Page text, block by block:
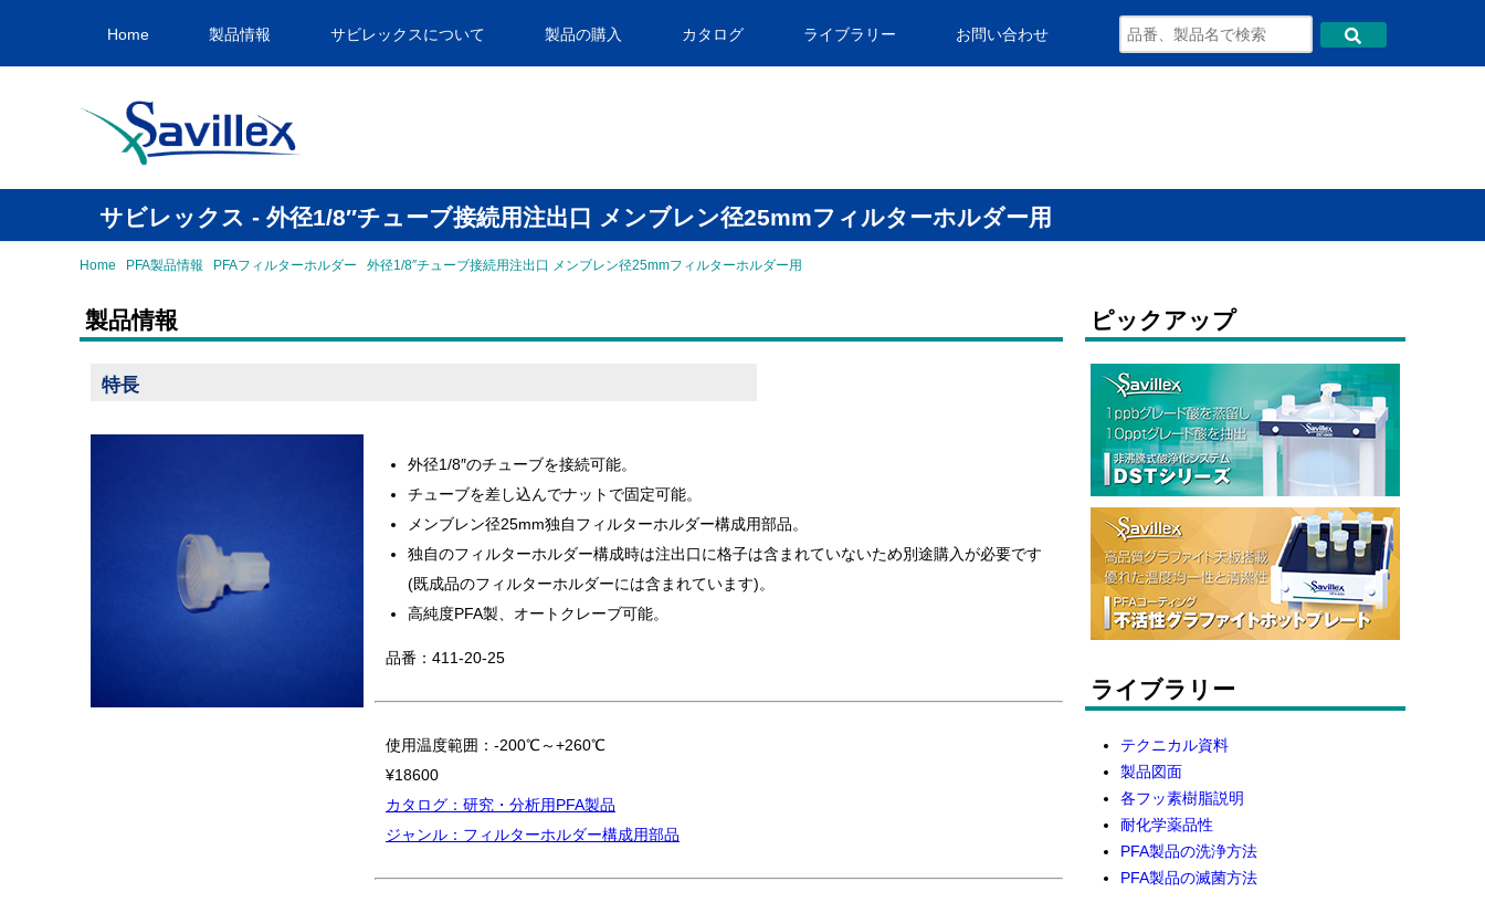
Home 製品情報 サビレックスについて 製品の購入 カタログ ライブラリー お問い合わせ
サビレックス - 外径1/8″チューブ接続用注出口 メンブレン径25mmフィルターホルダー用
Home PFA製品情報 PFAフィルターホルダー 外径1/8″チューブ接続用注出口 メンブレン径25mmフィルターホルダー用
製品情報
特長
外径1/8″のチューブを接続可能。
チューブを差し込んでナットで固定可能。
メンブレン径25mm独自フィルターホルダー構成用部品。
独自のフィルターホルダー構成時は注出口に格子は含まれていないため別途購入が必要です
(既成品のフィルターホルダーには含まれています)。
高純度PFA製、オートクレーブ可能。
品番：411-20-25
使用温度範囲：-200℃～+260℃
¥18600
カタログ：研究・分析用PFA製品
ジャンル：フィルターホルダー構成用部品
ピックアップ
ライブラリー
テクニカル資料
製品図面
各フッ素樹脂説明
耐化学薬品性
PFA製品の洗浄方法
PFA製品の滅菌方法